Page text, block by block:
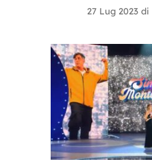
27 Lug 2023 di